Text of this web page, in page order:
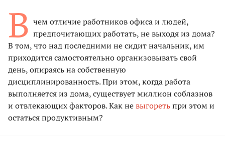
В чем отличие работников офиса и людей,
предпочитающих работать, не выходя из дома?
В том, что над последними не сидит начальник, им
приходится самостоятельно организовывать свой
день, опираясь на собственную
дисциплинированность. При этом, когда работа
выполняется из дома, существует миллион соблазнов
и отвлекающих факторов. Как невыгоретьпри этом и
остаться продуктивным?